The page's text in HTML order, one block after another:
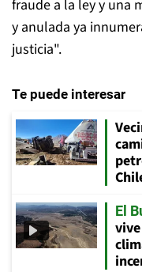
fraude a la ley y una
y anulada ya
justicia".
Te puede interesar
El